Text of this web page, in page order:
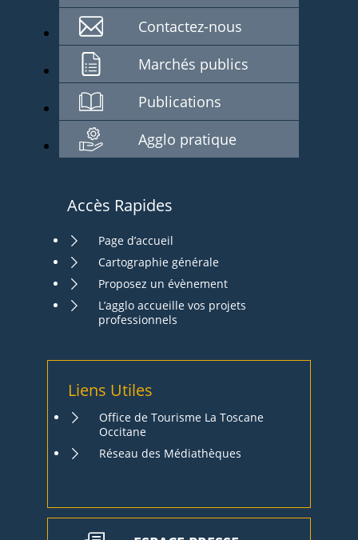
Contactez-nous
Marchés publics
Publications
Agglo pratique
Accès Rapides
Page d’accueil
Cartographie générale
Proposez un évènement
L’agglo accueille vos projets
professionnels
Liens Utiles
Office de Tourisme La Toscane
Occitane
Réseau des Médiathèques